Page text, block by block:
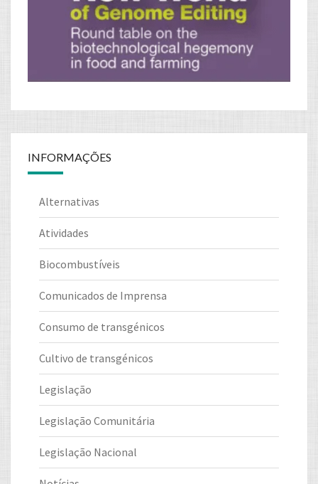
INFORMAÇÕES
Alternativas
Atividades
Biocombustíveis
Comunicados de Imprensa
Consumo de transgénicos
Cultivo de transgénicos
Legislação
Legislação Comunitária
Legislação Nacional